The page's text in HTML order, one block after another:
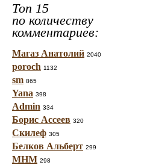
Топ 15
по количеству
комментариев:
Магаз Анатолий 2040
poroch 1132
sm 865
Yana 398
Admin 334
Борис Ассеев 320
Скилеф 305
Белков Альберт 299
МНМ 298